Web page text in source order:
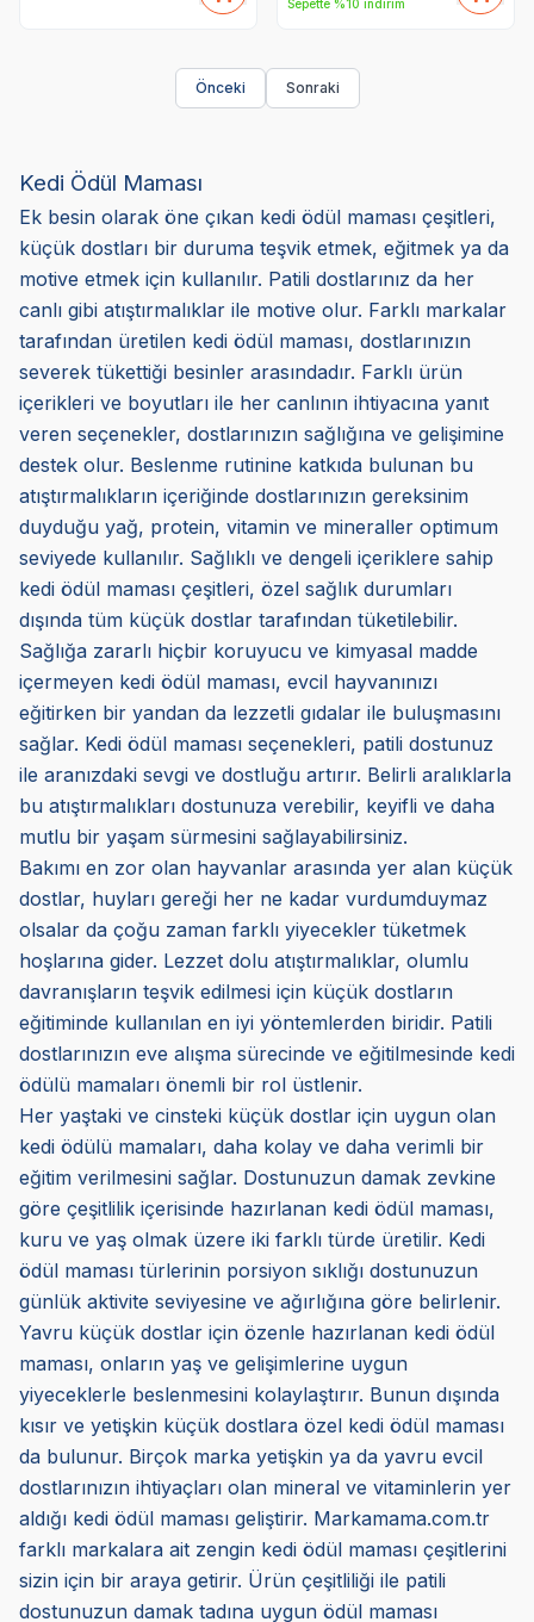
Sepette %10 indirim
Önceki Sonraki
Kedi Ödül Maması
Ek besin olarak öne çıkan kedi ödül maması çeşitleri,
küçük dostları bir duruma teşvik etmek, eğitmek ya da
motive etmek için kullanılır. Patili dostlarınız da her
canlı gibi atıştırmalıklar ile motive olur. Farklı markalar
tarafından üretilen kedi ödül maması, dostlarınızın
severek tükettiği besinler arasındadır. Farklı ürün
içerikleri ve boyutları ile her canlının ihtiyacına yanıt
veren seçenekler, dostlarınızın sağlığına ve gelişimine
destek olur. Beslenme rutinine katkıda bulunan bu
atıştırmalıkların içeriğinde dostlarınızın gereksinim
duyduğu yağ, protein, vitamin ve mineraller optimum
seviyede kullanılır. Sağlıklı ve dengeli içeriklere sahip
kedi ödül maması çeşitleri, özel sağlık durumları
dışında tüm küçük dostlar tarafından tüketilebilir.
Sağlığa zararlı hiçbir koruyucu ve kimyasal madde
içermeyen kedi ödül maması, evcil hayvanınızı
eğitirken bir yandan da lezzetli gıdalar ile buluşmasını
sağlar. Kedi ödül maması seçenekleri, patili dostunuz
ile aranızdaki sevgi ve dostluğu artırır. Belirli aralıklarla
bu atıştırmalıkları dostunuza verebilir, keyifli ve daha
mutlu bir yaşam sürmesini sağlayabilirsiniz.
Bakımı en zor olan hayvanlar arasında yer alan küçük
dostlar, huyları gereği her ne kadar vurdumduymaz
olsalar da çoğu zaman farklı yiyecekler tüketmek
hoşlarına gider. Lezzet dolu atıştırmalıklar, olumlu
davranışların teşvik edilmesi için küçük dostların
eğitiminde kullanılan en iyi yöntemlerden biridir. Patili
dostlarınızın eve alışma sürecinde ve eğitilmesinde kedi
ödülü mamaları önemli bir rol üstlenir.
Her yaştaki ve cinsteki küçük dostlar için uygun olan
kedi ödülü mamaları, daha kolay ve daha verimli bir
eğitim verilmesini sağlar. Dostunuzun damak zevkine
göre çeşitlilik içerisinde hazırlanan kedi ödül maması,
kuru ve yaş olmak üzere iki farklı türde üretilir. Kedi
ödül maması türlerinin porsiyon sıklığı dostunuzun
günlük aktivite seviyesine ve ağırlığına göre belirlenir.
Yavru küçük dostlar için özenle hazırlanan kedi ödül
maması, onların yaş ve gelişimlerine uygun
yiyeceklerle beslenmesini kolaylaştırır. Bunun dışında
kısır ve yetişkin küçük dostlara özel kedi ödül maması
da bulunur. Birçok marka yetişkin ya da yavru evcil
dostlarınızın ihtiyaçları olan mineral ve vitaminlerin yer
aldığı kedi ödül maması geliştirir. Markamama.com.tr
farklı markalara ait zengin kedi ödül maması çeşitlerini
sizin için bir araya getirir. Ürün çeşitliliği ile patili
dostunuzun damak tadına uygun ödül maması